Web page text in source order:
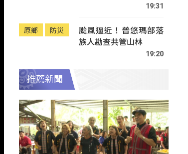
19:31
原鄉 防災
颱風逼近！普悠瑪部落
族人勘查共管山林
19:20
推薦新聞